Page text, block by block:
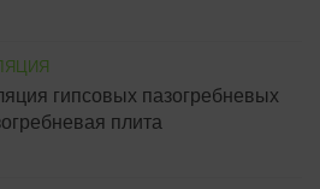
гипсовых пазогребневых
плита